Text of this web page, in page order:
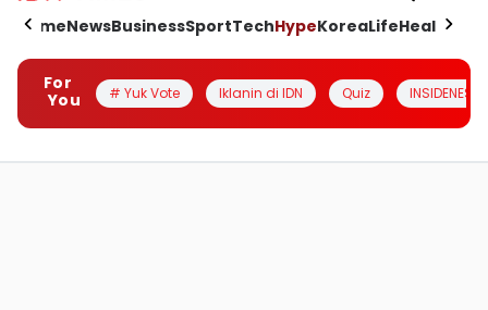
HomeNewsBusinessSportTechHypeKoreaLifeHealth
For
You
# Yuk Vote Iklanin di IDN Quiz INSIDENESIA